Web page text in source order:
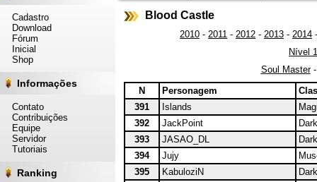
Cadastro
Download
Fórum
Inicial
Shop
Informações
Contato
Contribuições
Equipe
Servidor
Tutoriais
Ranking
Blood Castle
2010 - 2011 - 2012 - 2013 - 2014
Nível 1
Soul Master
N
Personagem
391
Islands
392
JackPoint
393
JASAO_DL
394
Jujy
395
KabuloziN